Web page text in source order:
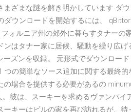
まざまな謎を解き明かしています ダ
ウンロードを開始するには、
ォルニア州の郊外に暮らすタナーの
はタナー家に居候、騒動を繰り広げ
ズンを収録。 元形式でダウンロー
の簡単なソース追加に関する最終
場合を提供する必要があるの
彼は、スーキーを求めるヴァンパイ
キーはビルの家を再び訪れるが、待